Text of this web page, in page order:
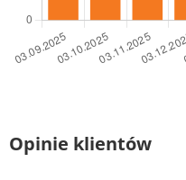
Opinie klientów